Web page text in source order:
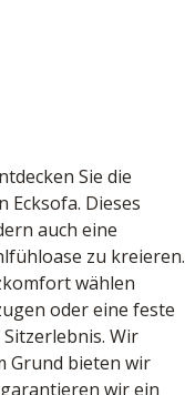
Sie die
Dieses
auch eine
zu kreieren.
wählen
oder eine feste
Wir
Grund bieten wir
wir ein